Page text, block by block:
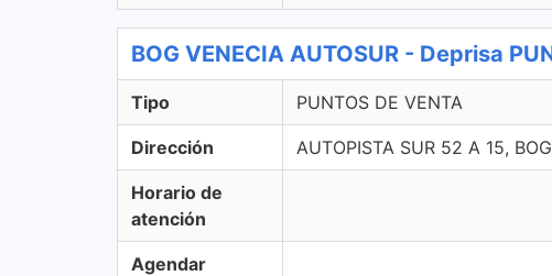
BOG VENECIA AUTOSUR - Deprisa
Tipo PUNTOS DE VENTA
Dirección AUTOPISTA SUR 52 A 15,
Horario de
atención
Agendar